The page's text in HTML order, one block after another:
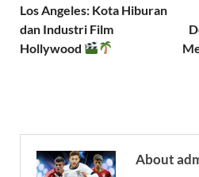
Los Angeles: Kota Hiburan
dan Industri Film
Hollywood
About